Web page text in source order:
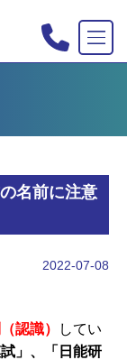
名前に注意
2022-07-08
認識）
してい
」、「日能研